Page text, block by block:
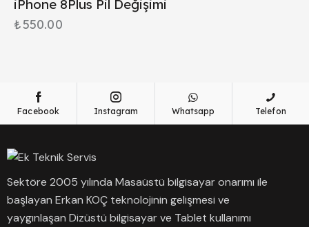
iPhone 8Plus Pil Değişimi
₺550.00
Facebook Instagram Whatsapp Telefon
Sektöre 2005 yılında Masaüstü bilgisayar onarımı ile
başlayan Erkan KOÇ teknolojinin gelişmesi ve
yaygınlaşan Dizüstü bilgisayar ve Tablet kullanımı